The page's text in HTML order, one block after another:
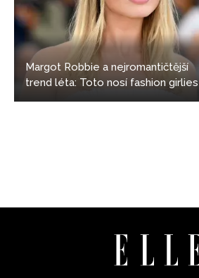
Margot Robbie a nejromantičtější
trend léta: Toto nosí fashion girlies